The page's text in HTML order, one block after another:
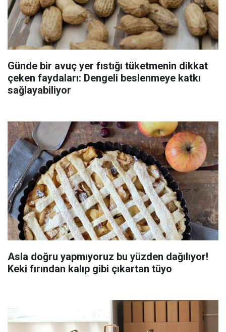
Günde bir avuç yer fıstığı tüketmenin dikkat
çeken faydaları: Dengeli beslenmeye katkı
sağlayabiliyor
Asla doğru yapmıyoruz bu yüzden dağılıyor!
Keki fırından kalıp gibi çıkartan tüyo